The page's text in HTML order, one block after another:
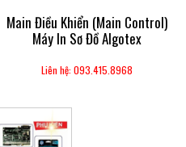
Main Điều Khiển (main Control)
Máy In Sơ Đồ Algotex
Liên hệ: 093.415.8968